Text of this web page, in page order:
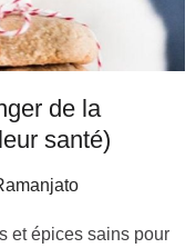
de la
santé)
et épices sains pour